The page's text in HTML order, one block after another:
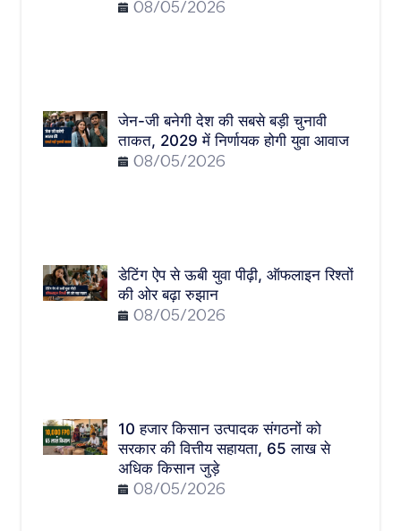
08/05/2026
जेन-जी बनेगी देश की सबसे बड़ी चुनावी
ताकत, 2029 में निर्णायक होगी युवा आवाज
08/05/2026
डेटिंग ऐप से ऊबी युवा पीढ़ी, ऑफलाइन रिश्तों
की ओर बढ़ा रुझान
08/05/2026
10 हजार किसान उत्पादक संगठनों को
सरकार की वित्तीय सहायता, 65 लाख से
अधिक किसान जुड़े
08/05/2026